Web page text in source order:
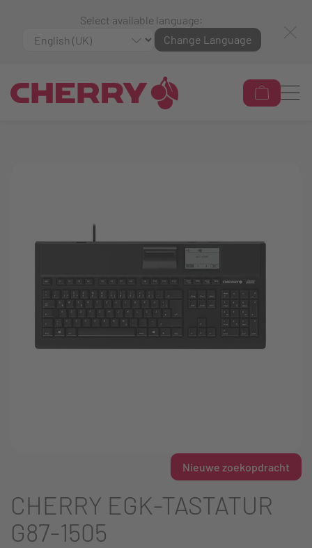
Select available language:
Change Language
Nieuwe zoekopdracht
CHERRY EGK-TASTATUR
G87-1505